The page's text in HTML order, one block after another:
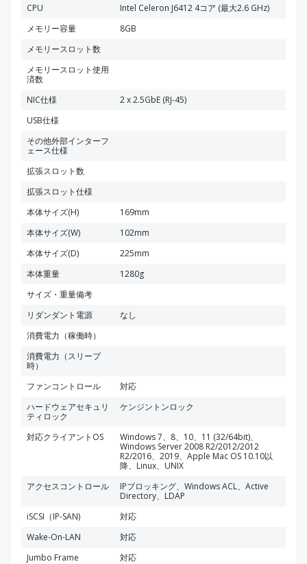
CPU
Intel Celeron J6412 4コア (最大2.6 GHz)
メモリー容量
8GB
メモリースロット数
メモリースロット使用
済数
NIC仕様
2 x 2.5GbE (RJ-45)
USB仕様
その他外部インターフ
ェース仕様
拡張スロット数
拡張スロット仕様
本体サイズ(H)
169mm
本体サイズ(W)
102mm
本体サイズ(D)
225mm
本体重量
1280g
サイズ・重量備考
リダンダント電源
なし
消費電力（稼働時）
消費電力（スリープ
時）
ファンコントロール
対応
ハードウェアセキュリ
ティロック
ケンジントンロック
対応クライアントOS
Windows 7、8、10、11 (32/64bit)、
Windows Server 2008 R2/2012/2012
R2/2016、2019、Apple Mac OS 10.10以
降、Linux、UNIX
アクセスコントロール
IPブロッキング、Windows ACL、Active
Directory、LDAP
iSCSI（IP-SAN)
対応
Wake-On-LAN
対応
Jumbo Frame
対応